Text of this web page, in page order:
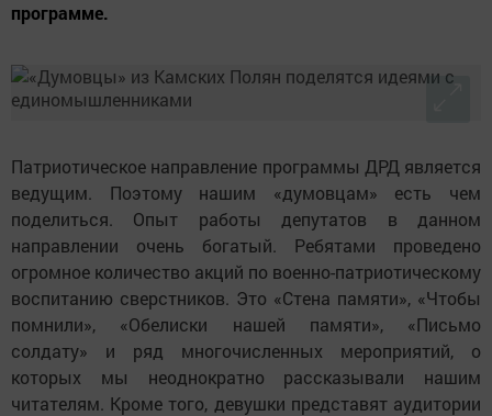
программе.
Патриотическое направление программы ДРД является
ведущим. Поэтому нашим «думовцам» есть чем
поделиться. Опыт работы депутатов в данном
направлении очень богатый. Ребятами проведено
огромное количество акций по военно-патриотическому
воспитанию сверстников. Это «Стена памяти», «Чтобы
помнили», «Обелиски нашей памяти», «Письмо
солдату» и ряд многочисленных мероприятий, о
которых мы неоднократно рассказывали нашим
читателям. Кроме того, девушки представят аудитории